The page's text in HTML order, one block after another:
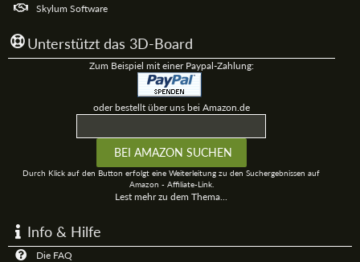
Skylum Software
Unterstützt das 3D-Board
Zum Beispiel mit einer Paypal-Zahlung:
oder bestellt über uns bei Amazon.de
Durch Klick auf den Button erfolgt eine Weiterleitung zu den Suchergebnissen auf
Amazon - Affiliate-Link.
Lest mehr zu dem Thema...
Info & Hilfe
Die FAQ